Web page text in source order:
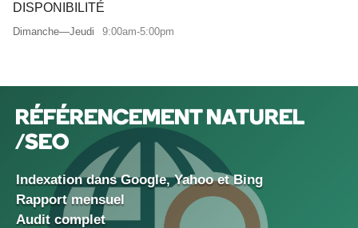
DISPONIBILITÉ
Dimanche—Jeudi 9:00am-5:00pm
RÉFÉRENCEMENT NATUREL
/SEO
Indexation dans Google, Yahoo et Bing
Rapport mensuel
Audit complet